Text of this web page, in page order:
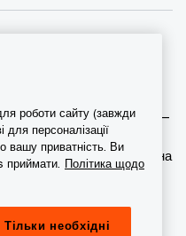
а в деяких випадках –
мережі є
Докладніша інформація на
роботи сайту (завжди
для персоналізації
вашу приватність. Ви
приймати. Політика щодо
Тільки необхідні